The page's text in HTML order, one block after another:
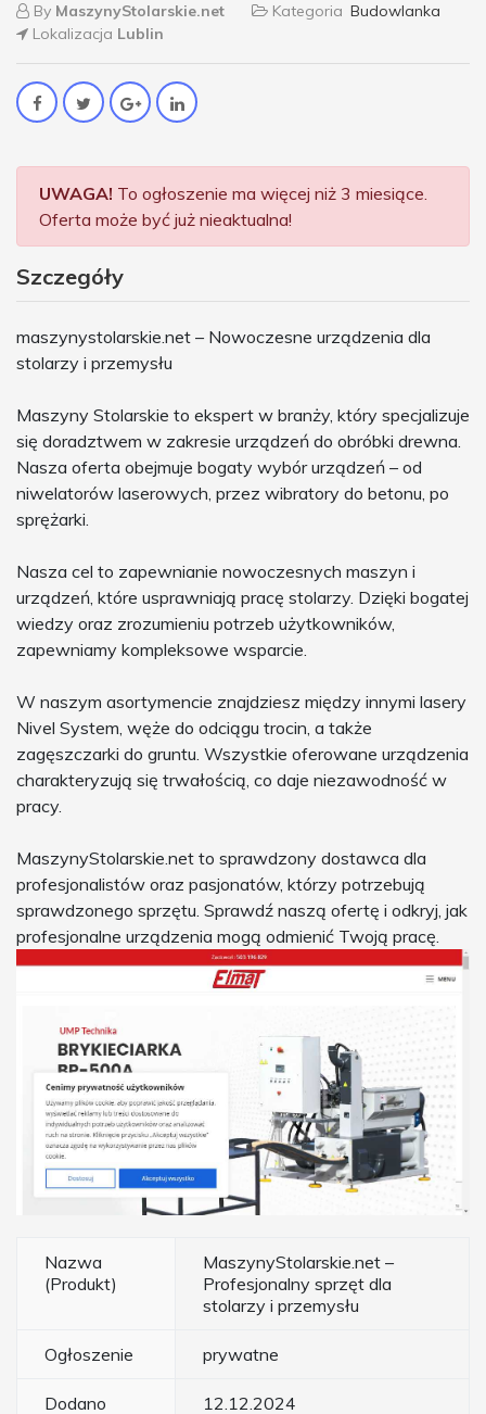
By MaszynyStolarskie.net Kategoria Budowlanka
Lokalizacja Lublin
UWAGA! To ogłoszenie ma więcej niż 3 miesiące.
Oferta może być już nieaktualna!
Szczegóły
maszynystolarskie.net – Nowoczesne urządzenia dla
stolarzy i przemysłu
Maszyny Stolarskie to ekspert w branży, który specjalizuje
się doradztwem w zakresie urządzeń do obróbki drewna.
Nasza oferta obejmuje bogaty wybór urządzeń – od
niwelatorów laserowych, przez wibratory do betonu, po
sprężarki.
Nasza cel to zapewnianie nowoczesnych maszyn i
urządzeń, które usprawniają pracę stolarzy. Dzięki bogatej
wiedzy oraz zrozumieniu potrzeb użytkowników,
zapewniamy kompleksowe wsparcie.
W naszym asortymencie znajdziesz między innymi lasery
Nivel System, węże do odciągu trocin, a także
zagęszczarki do gruntu. Wszystkie oferowane urządzenia
charakteryzują się trwałością, co daje niezawodność w
pracy.
MaszynyStolarskie.net to sprawdzony dostawca dla
profesjonalistów oraz pasjonatów, którzy potrzebują
sprawdzonego sprzętu. Sprawdź naszą ofertę i odkryj, jak
profesjonalne urządzenia mogą odmienić Twoją pracę.
Nazwa
(Produkt)
MaszynyStolarskie.net –
Profesjonalny sprzęt dla
stolarzy i przemysłu
Ogłoszenie prywatne
Dodano 12.12.2024